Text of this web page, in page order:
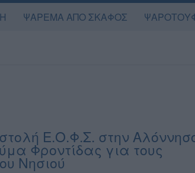
ΨΑΡΕΜΑ ΑΠΟ ΣΚΑΦΟΣ
Ε.Ο.Φ.Σ. στην
Φροντίδας για τους
Νησιού